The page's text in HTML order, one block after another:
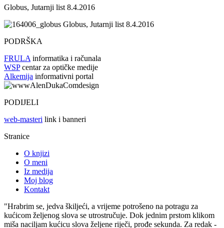
Globus, Jutarnji list 8.4.2016
Globus, Jutarnji list 8.4.2016
PODRŠKA
FRULA informatika i računala
WSPcentar za optičke medije
Alkemija informativni portal
PODIJELI
web-masteri link i banneri
Stranice
O knjizi
O meni
Iz medija
Moj blog
Kontakt
"Hrabrim se, jedva škiljeći, a vrijeme potrošeno na potragu za
kućicom željenog slova se utrostručuje. Dok jednim prstom klikom
miša naciljam kućicu slova željene riječi, prođe sekunda. Za redak -